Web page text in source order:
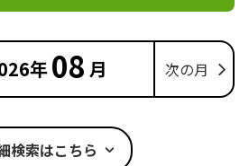
年08 月 次の月
検索はこちら